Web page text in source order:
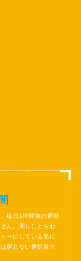
毎日1時間強の通勤
ん。周りにとらわ
ーにしている私に
譲れない選択肢で